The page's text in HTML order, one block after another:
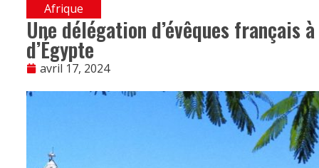
Afrique
Une délégation d’évêques français
d’Égypte
avril 17, 2024